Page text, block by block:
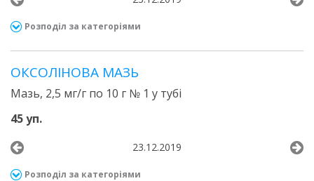
Розподіл за категоріями
ОКСОЛІНОВА МАЗЬ
Мазь, 2,5 мг/г по 10 г № 1 у тубі
45 уп.
23.12.2019
Розподіл за категоріями